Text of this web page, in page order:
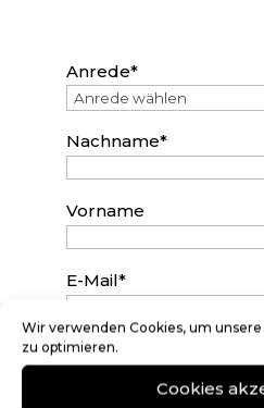
Wir verwenden Cookies, um
zu optimieren.
Cookies
Anrede*
Nachname*
Vorname
E-Mail*
Telefon